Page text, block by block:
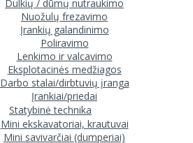
Dulkių / dūmų nutraukimo
Nuožulų frezavimo
Įrankių galandinimo
Poliravimo
Lenkimo ir valcavimo
Eksplotacinės medžiagos
Darbo stalai/dirbtuvių įranga
Įrankiai/priedai
Statybinė technika
Mini ekskavatoriai, krautuvai
Mini savivarčiai (dumperiai)